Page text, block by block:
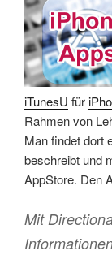
iTunesU für
Rahmen von
Man findet dort
beschreibt und
AppStore. Den
Mit